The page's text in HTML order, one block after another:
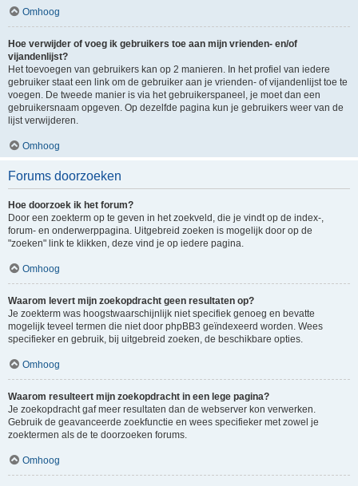
Omhoog
Hoe verwijder of voeg ik gebruikers toe aan mijn vrienden- en/of
vijandenlijst?
Het toevoegen van gebruikers kan op 2 manieren. In het profiel van iedere
gebruiker staat een link om de gebruiker aan je vrienden- of vijandenlijst toe te
voegen. De tweede manier is via het gebruikerspaneel, je moet dan een
gebruikersnaam opgeven. Op dezelfde pagina kun je gebruikers weer van de
lijst verwijderen.
Omhoog
Forums doorzoeken
Hoe doorzoek ik het forum?
Door een zoekterm op te geven in het zoekveld, die je vindt op de index-,
forum- en onderwerppagina. Uitgebreid zoeken is mogelijk door op de
"zoeken" link te klikken, deze vind je op iedere pagina.
Omhoog
Waarom levert mijn zoekopdracht geen resultaten op?
Je zoekterm was hoogstwaarschijnlijk niet specifiek genoeg en bevatte
mogelijk teveel termen die niet door phpBB3 geïndexeerd worden. Wees
specifieker en gebruik, bij uitgebreid zoeken, de beschikbare opties.
Omhoog
Waarom resulteert mijn zoekopdracht in een lege pagina?
Je zoekopdracht gaf meer resultaten dan de webserver kon verwerken.
Gebruik de geavanceerde zoekfunctie en wees specifieker met zowel je
zoektermen als de te doorzoeken forums.
Omhoog